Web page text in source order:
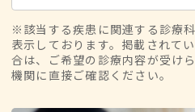
※該当する疾患に関連する診療
表示しております。掲載されて
合は、ご希望の診療内容が受け
機関に直接ご確認ください。